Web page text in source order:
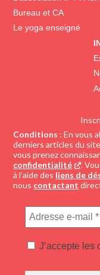
Bureau et CA
Le yoga enseigné
Conditions : En vous
derniers articles du
vous prenez
confidentialité
.
à l’aide des liens de
nous contactant
Adresse
e-
*
J’accepte les